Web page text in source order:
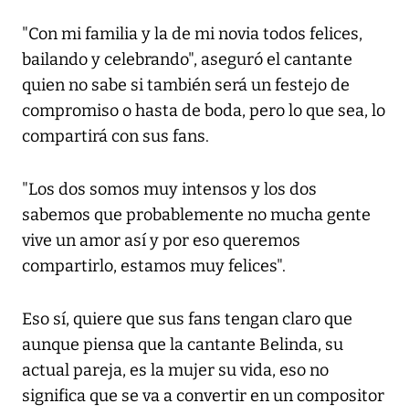
"Con mi familia y la de mi novia todos felices,
bailando y celebrando", aseguró el cantante
quien no sabe si también será un festejo de
compromiso o hasta de boda, pero lo que sea, lo
compartirá con sus fans.
"Los dos somos muy intensos y los dos
sabemos que probablemente no mucha gente
vive un amor así y por eso queremos
compartirlo, estamos muy felices".
Eso sí, quiere que sus fans tengan claro que
aunque piensa que la cantante Belinda, su
actual pareja, es la mujer su vida, eso no
significa que se va a convertir en un compositor